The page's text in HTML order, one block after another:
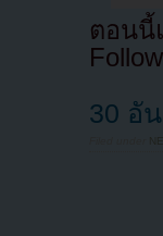
ตอนนี้
30 อั